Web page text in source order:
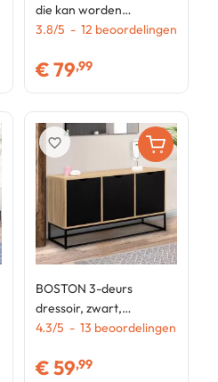
die kan worden
omgebouwd tot een
industrieel ontwerp
3.8/5 - 12 beoordelingen
€79,99
BOSTON 3-deurs
dressoir, zwart,
industrieel ontwerp 113
4.3/5 - 13 beoordelingen
€59,99
favorite_border